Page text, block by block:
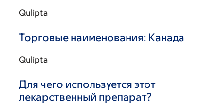
Qulipta
Торговые наименования: Канада
Qulipta
Для чего используется этот
лекарственный препарат?